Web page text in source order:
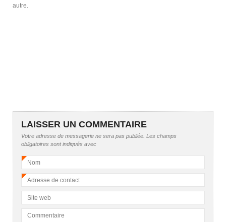
autre.
LAISSER UN COMMENTAIRE
Votre adresse de messagerie ne sera pas publiée. Les champs
obligatoires sont indiqués avec
Nom
Adresse de contact
Site web
Commentaire